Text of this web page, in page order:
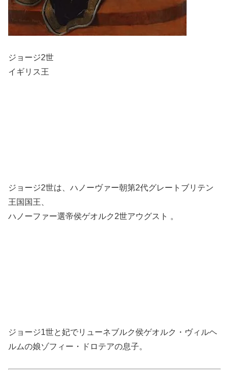
ジョージ2世
イギリス王
ジョージ2世は、ハノーヴァー朝第2代グレートブリテン
王国国王、
ハノーファー選帝侯ゲオルク2世アウグスト 。
ジョージ1世と妃でリューネブルク侯ゲオルク・ヴィルヘ
ルムの娘ゾフィー・ドロテアの息子。